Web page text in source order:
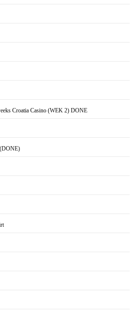
Croatia Casino (WEK 2) DONE